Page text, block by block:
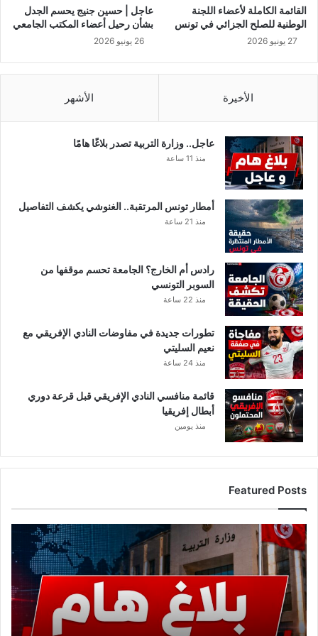
ة
ا
ر
م
ا
و
ت
ر
م
ب
القائمة الكاملة لأعضاء اللجنة
الوطنية للصلح الجزائي في تونس
27 يونيو 2026
عاجل | حسين جنيج يحسم الجدل
بشأن رحيل أعضاء المكتب الجامعي
26 يونيو 2026
الأخيرة الأشهر
عاجل.. وزارة التربية تصدر بلاغًا هامًا
منذ 11 ساعة
أمطار تونس المرتقبة.. الغنوشي يكشف التفاصيل
منذ 21 ساعة
رادس أم الخارج؟ الجامعة تحسم موقفها من
السوبر التونسي
منذ 22 ساعة
تطورات جديدة في مفاوضات النادي الإفريقي مع
نعيم السليتي
منذ 24 ساعة
قائمة منافسي النادي الإفريقي قبل قرعة دوري
أبطال إفريقيا
منذ يومين
Featured Posts
ع
ا
ج
ل
.
.
و